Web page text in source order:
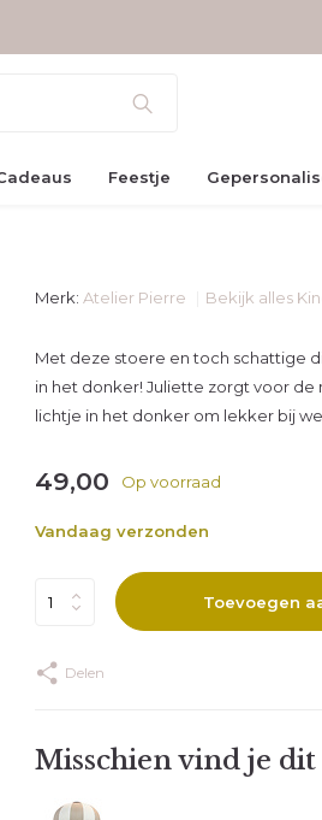
verzonden
Feestje
Merk: Atelier Pierre Bekijk alles
Met deze stoere en toch schattige
in het donker! Juliette zorgt voor
lichtje in het donker om lekker bij
49,00 Op voorraad
Vandaag verzonden
Toevoegen
Delen
Misschien vind je